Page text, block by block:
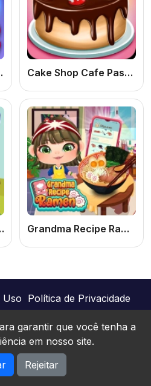
de Jardim Cake Shop Cafe Pastries & Waffles cooking Game
da Fazenda para Crianças Grandma Recipe Ramen: Jogo de Cozinhar Online Grátis de Ramen Caseiro para PC e Celular
Uso Política de Privacidade
2026. Todos os direitos
garantir que você tenha a
em nosso site.
Rejeitar